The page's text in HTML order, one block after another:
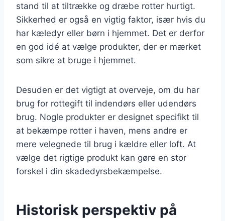
stand til at tiltrække og dræbe rotter hurtigt.
Sikkerhed er også en vigtig faktor, især hvis du
har kæledyr eller børn i hjemmet. Det er derfor
en god idé at vælge produkter, der er mærket
som sikre at bruge i hjemmet.
Desuden er det vigtigt at overveje, om du har
brug for rottegift til indendørs eller udendørs
brug. Nogle produkter er designet specifikt til
at bekæmpe rotter i haven, mens andre er
mere velegnede til brug i kældre eller loft. At
vælge det rigtige produkt kan gøre en stor
forskel i din skadedyrsbekæmpelse.
Historisk perspektiv på